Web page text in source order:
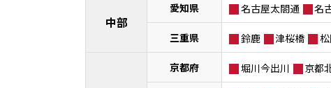
中部
愛知県 名古屋太閤通 名
三重県 鈴鹿 津桜橋
京都府 堀川今出川 京都